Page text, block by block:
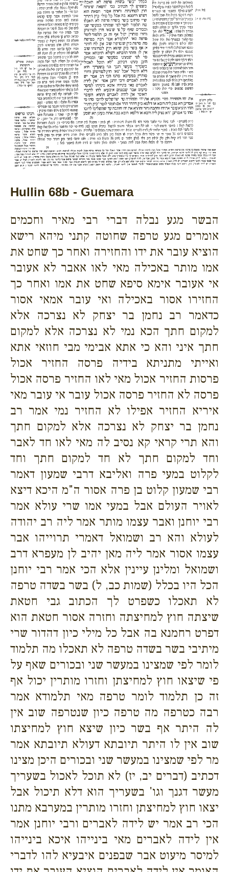
Hullin 68b - Guemara
הבשר מגע נבלה דברי רבי מאיר וחכמים
אומרים מגע טרפה שחוטה קתני מיהא רישא
הוציא עובר את ידו והחזירה ואחר כך שחט את
אמו מותר באכילה מאי לאו אאבר לא אעובר
אי אעובר אימא סיפא שחט את אמו ואחר כך
החזירו אסור באכילה ואי עובר אמאי אסור
כדאמר רב נחמן בר יצחק לא נצרכה אלא
למקום חתך הכא נמי לא נצרכה אלא למקום
חתך איני והא כי אתא אבימי מבי חוזאי אתא
ואייתי מתניתא בידיה פרסה החזיר אכול
פרסות החזיר אכול מאי לאו החזיר פרסה אכול
פרסה לא החזיר פרסה אכול עובר אי עובר מאי
איריא החזיר אפילו לא החזיר נמי אמר רב
נחמן בר יצחק לא נצרכה אלא למקום חתך
והא תרי קראי קא נסיב לה מאי לאו חד לאבר
וחד למקום חתך לא חד למקום חתך וחד
לקלוט במעי פרה ואליבא דרבי שמעון דאמר
רבי שמעון קלוט בן פרה אסור ה"מ היכא דיצא
לאויר העולם אבל במעי אמו שרי עולא אמר
רבי יוחנן ואבר עצמו מותר אמר ליה רב יהודה
לעולא והא רב ושמואל דאמרי תרוייהו אבר
עצמו אסור אמר ליה מאן יהיב לן מעפרא דרב
ושמואל ומלינן עיינין אלא הכי אמר רבי יוחנן
הכל היו בכלל (שמות כב, ל) בשר בשדה טרפה
לא תאכלו כשפרט לך הכתוב גבי חטאת
שיצתה חוץ למחיצתה וחזרה אסור חטאת הוא
דפרט רחמנא בה אבל כל מילי כיון דהדור שרי
מיתיבי בשר בשדה טרפה לא תאכלו מה תלמוד
לומר לפי שמצינו במעשר שני ובכורים שאף על
פי שיצאו חוץ למחיצתן וחזרו מותרין יכול אף
זה כן תלמוד לומר טרפה מאי תלמודא אמר
רבה כטרפה מה טרפה כיון שנטרפה שוב אין
לה היתר אף בשר כיון שיצא חוץ למחיצתו
שוב אין לו היתר תיובתא דעולא תיובתא אמר
מר לפי שמצינו במעשר שני ובכורים היכן מצינו
דכתיב (דברים יב, יז) לא תוכל לאכול בשעריך
מעשר דגנך וגו' בשעריך הוא דלא תיכול אבל
יצאו חוץ למחיצתן וחזרו מותרין במערבא מתנו
הכי רב אמר יש לידה לאברים ורבי יוחנן אמר
אין לידה לאברים מאי בינייהו איכא בינייהו
למיסר מיעוט אבר שבפנים איבעיא להו לדברי